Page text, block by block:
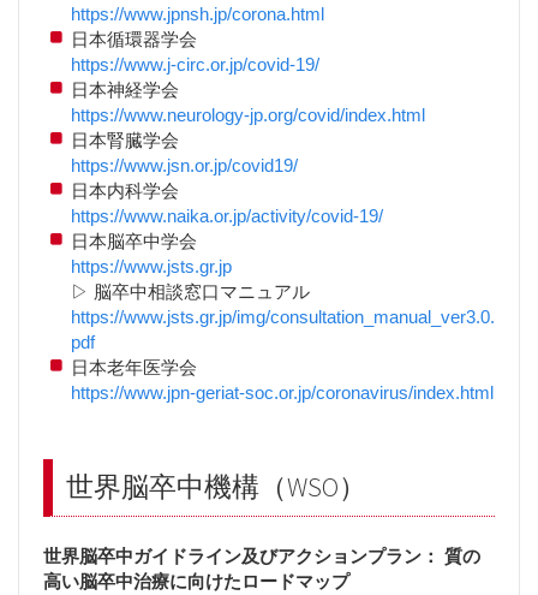
https://www.jpnsh.jp/corona.html
日本循環器学会
https://www.j-circ.or.jp/covid-19/
日本神経学会
https://www.neurology-jp.org/covid/index.html
日本腎臓学会
https://www.jsn.or.jp/covid19/
日本内科学会
https://www.naika.or.jp/activity/covid-19/
日本脳卒中学会
https://www.jsts.gr.jp
▷ 脳卒中相談窓口マニュアル
https://www.jsts.gr.jp/img/consultation_manual_ver3.0.
pdf
日本老年医学会
https://www.jpn-geriat-soc.or.jp/coronavirus/index.html
世界脳卒中機構（WSO）
世界脳卒中ガイドライン及びアクションプラン： 質の
高い脳卒中治療に向けたロードマップ